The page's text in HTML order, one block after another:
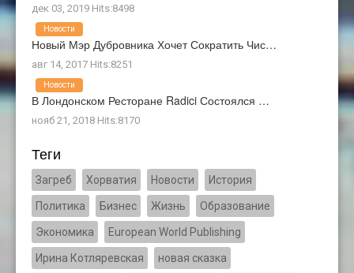
дек 03, 2019 Hits:8498
Новый Мэр Дубровника Хочет Сократить Чис…
авг 14, 2017 Hits:8251
Новости
В Лондонском Ресторане Radici Состоялся …
нояб 21, 2018 Hits:8170
Новости
Теги
Загреб Хорватия Новости История
Политика Бизнес Жизнь Образование
Экономика European World Publishing
Ирина Котляревская новая сказка